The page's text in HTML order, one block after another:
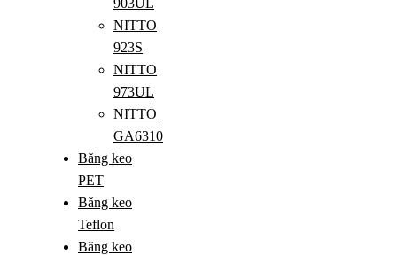
NITTO
923S
NITTO
973UL
NITTO
GA6310
Băng keo
PET
Băng keo
Teflon
Băng keo